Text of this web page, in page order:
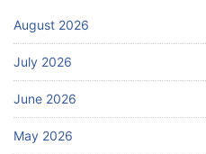
August 2026
July 2026
June 2026
May 2026